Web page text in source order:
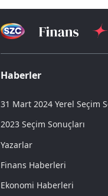
Haberler
31 Mart 2024 Yerel Seçim
2023 Seçim Sonuçları
Yazarlar
Finans Haberleri
Ekonomi Haberleri